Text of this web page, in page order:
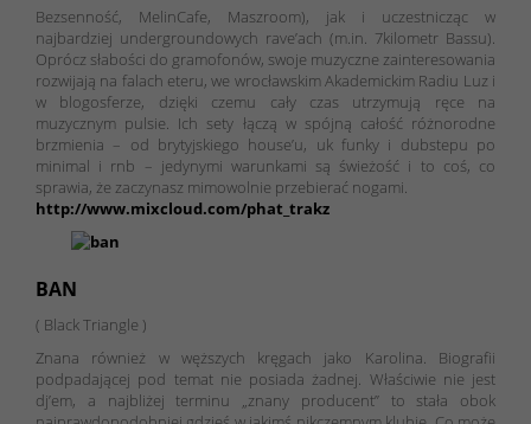
Bezsenność, MelinCafe, Maszroom), jak i uczestnicząc w
najbardziej undergroundowych rave’ach (m.in. 7kilometr Bassu).
Oprócz słabości do gramofonów, swoje muzyczne zainteresowania
rozwijają na falach eteru, we wrocławskim Akademickim Radiu Luz i
w blogosferze, dzięki czemu cały czas utrzymują ręce na
muzycznym pulsie. Ich sety łączą w spójną całość różnorodne
brzmienia – od brytyjskiego house’u, uk funky i dubstepu po
minimal i rnb – jedynymi warunkami są świeżość i to coś, co
sprawia, że zaczynasz mimowolnie przebierać nogami.
http://www.mixcloud.com/phat_trakz
BAN
( Black Triangle )
Znana również w węższych kręgach jako Karolina. Biografii
podpadającej pod temat nie posiada żadnej. Właściwie nie jest
dj’em, a najbliżej terminu „znany producent” to stała obok